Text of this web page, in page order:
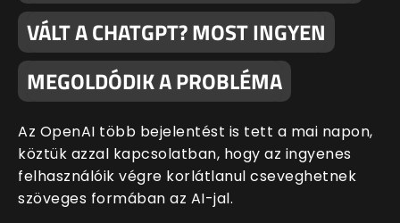
VÁLT A CHATGPT? MOST INGYEN
MEGOLDÓDIK A PROBLÉMA
Az OpenAI több bejelentést is tett a mai napon,
köztük azzal kapcsolatban, hogy az ingyenes
felhasználóik végre korlátlanul cseveghetnek
szöveges formában az AI-jal.